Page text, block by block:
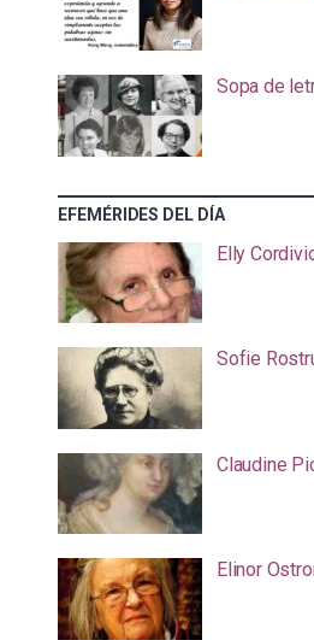
Sopa de
EFEMÉRIDES DEL DÍA
Elly
Sofie
Claudine
Elinor